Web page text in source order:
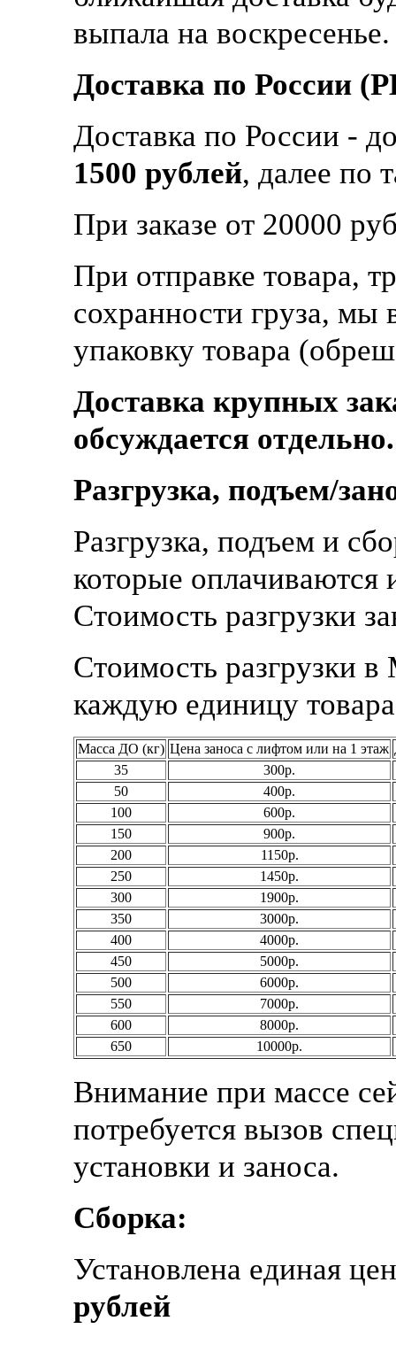
выпала на
Доставка по России
Доставка по России -
1500 рублей, далее по
При заказе от 20000
При отправке товара,
сохранности груза, мы
упаковку товара
Доставка крупных
обсуждается отдельно.
Разгрузка, подъем/
Разгрузка, подъем и
которые оплачиваются
Стоимость разгрузки
Стоимость разгрузки
каждую единицу
Масса ДО (кг) Цена заноса с лифтом или на 1 этаж
35
300р.
50
400р.
100
600р.
150
900р.
200
1150р.
250
1450р.
300
1900р.
350
3000р.
400
4000р.
450
5000р.
500
6000р.
550
7000р.
600
8000р.
650
10000р.
Внимание при массе
потребуется вызов
установки и заноса.
Сборка:
Установлена единая
рублей